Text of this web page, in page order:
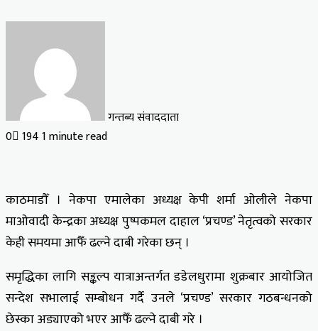
गन्तब्य संवाददाता
0 1941 minute read
काठमाडौँ । नेकपा एमालेका अध्यक्ष केपी शर्मा ओलीले नेकपा
माओवादी केन्द्रका अध्यक्ष पुष्पकमल दाहाल ‘प्रचण्ड’ नेतृत्वको सरकार
केही समयमा आफैँ ढल्ने दाबी गरेका छन् ।
समृद्धिका लागि सङ्कल्प यात्राअन्तर्गत डडेलधुरामा शुक्रबार आयोजित
सन्देश सभालाई सम्बोधन गर्दै उनले ‘प्रचण्ड’ सरकार गठबन्धनको
छेस्का अड्याएको भएर आफैँ ढल्ने दाबी गरे ।